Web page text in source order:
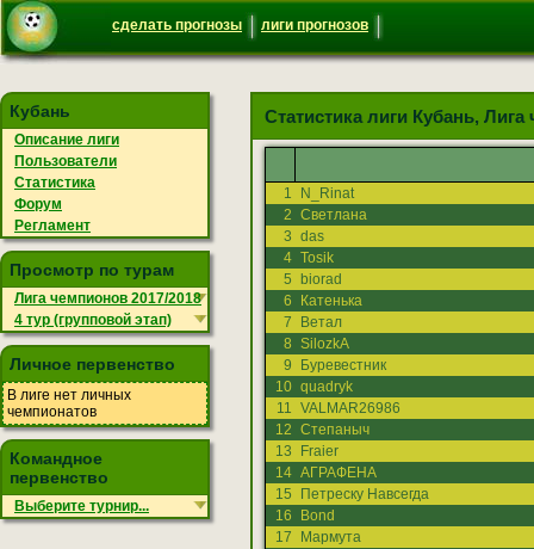
сделать прогнозы лиги прогнозов
Статистика лиги Кубань, Лига
1
N_Rinat
2 Светлана
3 das
4 Tosik
5
biorad
6
Катенька
7
Ветал
8 SilozkA
9
Буревестник
10 quadryk
11 VALMAR26986
12 Степаныч
13
Fraier
14 АГРАФЕНА
15
Петреску Навсегда
16
Bond
17
Мармута
Кубань
Описание лиги
Пользователи
Статистика
Форум
Регламент
Просмотр по турам
Лига чемпионов 2017/2018
4 тур (групповой этап)
Личное первенство
В лиге нет личных
чемпионатов
Командное
первенство
Выберите турнир...